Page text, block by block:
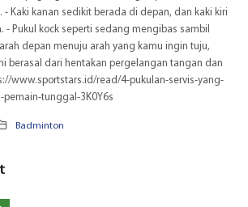
Kaki kanan sedikit berada di depan, dan kaki kiri
- Pukul kock seperti sedang mengibas sambil
depan menuju arah yang kamu ingin tuju,
berasal dari hentakan pergelangan tangan dan
www.sportstars.id/read/4-pukulan-servis-yang-
tunggal-3K0Y6s
Badminton